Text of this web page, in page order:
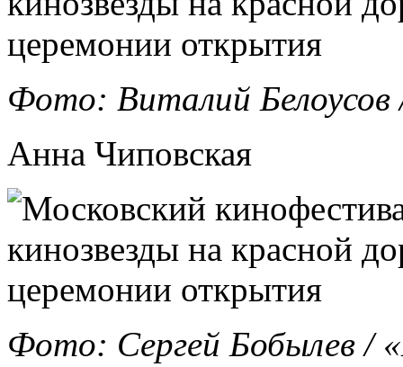
Фото: Виталий
Анна Чиповская
Фото: Сергей Бобылев /